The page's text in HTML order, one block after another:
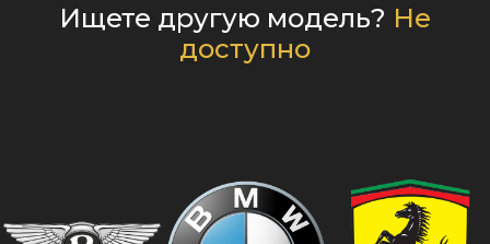
Ищете другую модель? Не
доступно